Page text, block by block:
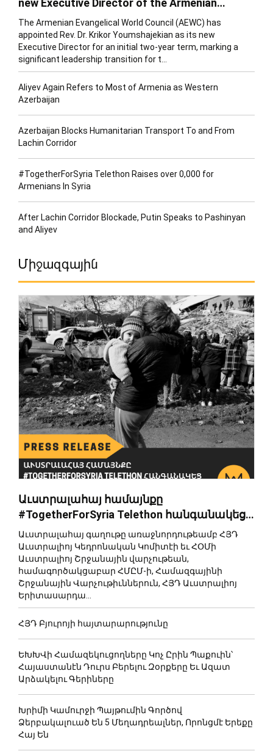
new Executive Director of the Armenian
Evangelical World Council.
The Armenian Evangelical World Council (AEWC) has
appointed Rev. Dr. Krikor Youmshajekian as its new
Executive Director for an initial two-year term, marking a
significant leadership transition for t...
Aliyev Again Refers to Most of Armenia as Western
Azerbaijan
Azerbaijan Blocks Humanitarian Transport To and From
Lachin Corridor
#TogetherForSyria Telethon Raises over 0,000 for
Armenians In Syria
After Lachin Corridor Blockade, Putin Speaks to Pashinyan
and Aliyev
Միջազգային
Աւստրալահայ համայնքը
#TogetherForSyria Telethon հանգանակեց
աւելի քան 0,000 տոլար
Սուրիահայութեան համար
Աւստրալահայ գաղութը առաջնորդութեամբ ՀՅԴ
Աւստրալիոյ Կեդրոնական Կոմիտէի եւ ՀՕՄի
Աւստրալիոյ Շրջանային վարչութեան,
համագործակցաբար ՀՄԸՄ-ի, Համազգայինի
Շրջանային Վարչութիւններուն, ՀՅԴ Աւստրալիոյ
Երիտասարդա...
ՀՅԴ Բյուրոյի հայտարարությունը
ԵԽԽՎի Համազեկուցողները Կոչ Ըրին Պաքուին՝
Հայաստանէն Դուրս Բերելու Զօրքերը Եւ Ազատ
Արձակելու Գերիները
Խրիմի Կամուրջի Պայթումին Գործով
Ձերբակալուած Են 5 Մեղադրեալներ, Որոնցմէ Երեքը
Հայ Են